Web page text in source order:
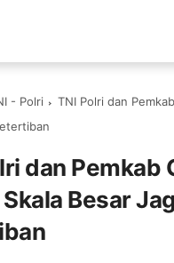
- Polri
TNI Polri dan
dan Pemkab
Besar